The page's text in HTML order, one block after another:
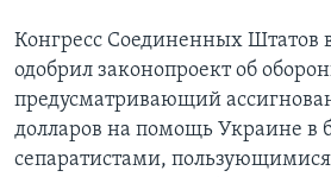
Конгресс Соединенных Штатов
одобрил законопроект об
предусматривающий
долларов на помощь Украине в
сепаратистами,